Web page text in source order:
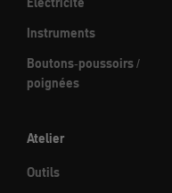
Instruments
Boutons-poussoirs /
poignées
Atelier
Outils